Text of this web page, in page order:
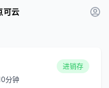
可云
进销存
分钟